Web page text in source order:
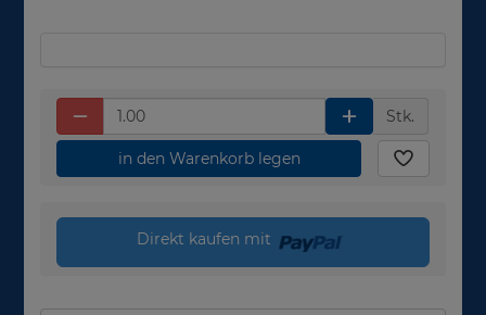
Stk.
in den Warenkorb legen
Direkt kaufen mit